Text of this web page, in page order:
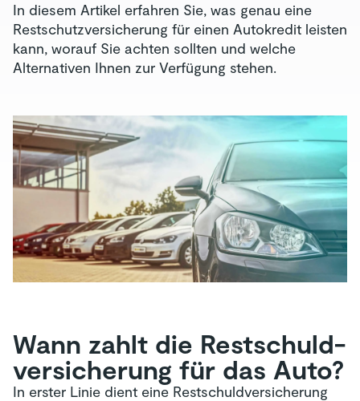
In diesem Artikel erfahren Sie, was genau eine
Restschutzversicherung für einen Autokredit leisten
kann, worauf Sie achten sollten und welche
Alternativen Ihnen zur Verfügung stehen.
Wann zahlt die Restschuld­
versicherung für das Auto?
In erster Linie dient eine Restschuldversicherung